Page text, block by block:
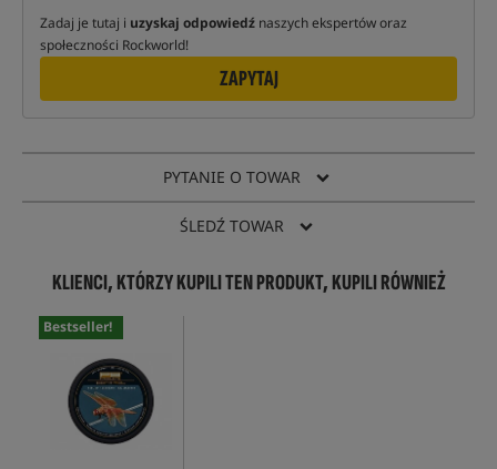
Zadaj je tutaj i uzyskaj odpowiedź naszych ekspertów oraz
społeczności Rockworld!
ZAPYTAJ
PYTANIE O TOWAR
ŚLEDŹ TOWAR
KLIENCI, KTÓRZY KUPILI TEN PRODUKT, KUPILI RÓWNIEŻ
Bestseller!